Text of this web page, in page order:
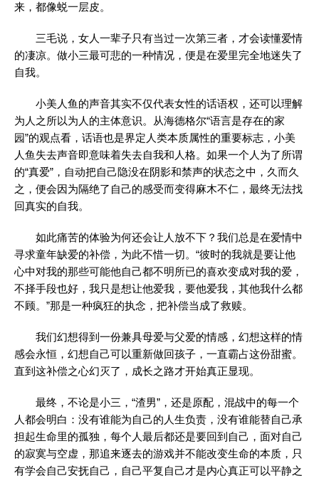
来，都像蜕一层皮。
三毛说，女人一辈子只有当过一次第三者，才会读懂爱情
的凄凉。做小三最可悲的一种情况，便是在爱里完全地迷失了
自我。
小美人鱼的声音其实不仅代表女性的话语权，还可以理解
为人之所以为人的主体意识。从海德格尔“语言是存在的家
园”的观点看，话语也是界定人类本质属性的重要标志，小美
人鱼失去声音即意味着失去自我和人格。如果一个人为了所谓
的“真爱”，自动把自己隐没在阴影和禁声的状态之中，久而久
之，便会因为隔绝了自己的感受而变得麻木不仁，最终无法找
回真实的自我。
如此痛苦的体验为何还会让人放不下？我们总是在爱情中
寻求童年缺爱的补偿，为此不惜一切。“彼时的我就是要让他
心中对我的那些可能他自己都不明所已的喜欢变成对我的爱，
不择手段也好，我只是想让他爱我，要他爱我，其他我什么都
不顾。”那是一种疯狂的执念，把补偿当成了救赎。
我们幻想得到一份兼具母爱与父爱的情感，幻想这样的情
感会永恒，幻想自己可以重新做回孩子，一直霸占这份甜蜜。
直到这补偿之心幻灭了，成长之路才开始真正显现。
最终，不论是小三，“渣男”，还是原配，混战中的每一个
人都会明白：没有谁能为自己的人生负责，没有谁能替自己承
担起生命里的孤独，每个人最后都还是要回到自己，面对自己
的寂寞与空虚，那追来逐去的游戏并不能改变生命的本质，只
有学会自己安抚自己，自己平复自己才是内心真正可以平静之